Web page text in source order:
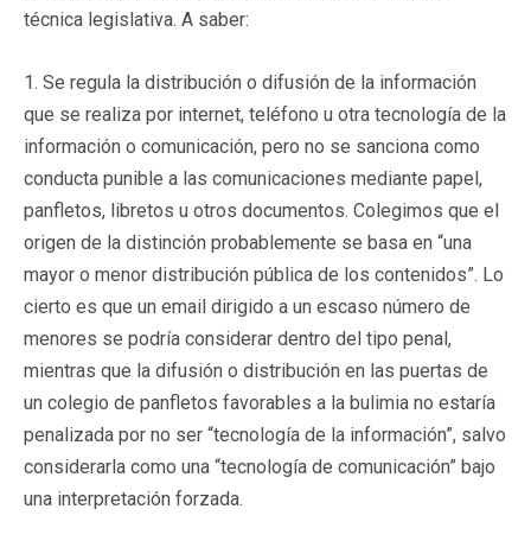
técnica legislativa. A saber:
1. Se regula la distribución o difusión de la información
que se realiza por internet, teléfono u otra tecnología de la
información o comunicación, pero no se sanciona como
conducta punible a las comunicaciones mediante papel,
panfletos, libretos u otros documentos. Colegimos que el
origen de la distinción probablemente se basa en “una
mayor o menor distribución pública de los contenidos”. Lo
cierto es que un email dirigido a un escaso número de
menores se podría considerar dentro del tipo penal,
mientras que la difusión o distribución en las puertas de
un colegio de panfletos favorables a la bulimia no estaría
penalizada por no ser “tecnología de la información”, salvo
considerarla como una “tecnología de comunicación” bajo
una interpretación forzada.